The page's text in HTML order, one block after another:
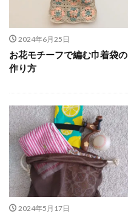
2024年6月25日
お花モチーフで編む巾着袋の
作り方
2024年5月17日